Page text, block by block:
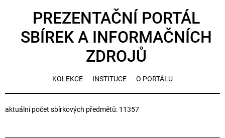
PREZENTAČNÍ PORTÁL
SBÍREK A INFORMAČNÍCH
ZDROJŮ
KOLEKCE INSTITUCE O PORTÁLU
aktuální počet sbírkových předmětů: 11357